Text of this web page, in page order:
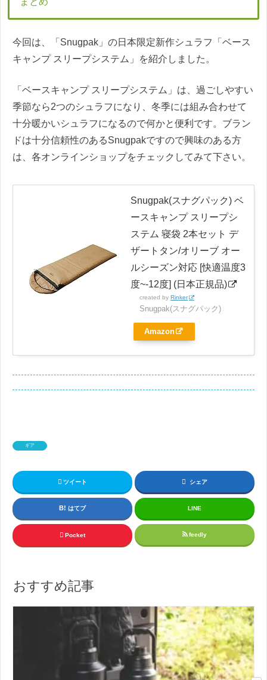
今回は、「Snugpak」の日本限定新作シュラフ「ベース
キャンプ スリープシステム」を紹介しました。
「ベースキャンプ スリープシステム」は、過ごしやすい
季節なら2つのシュラフになり、冬季には組み合わせて
十分暖かいシュラフになるので何かと便利です。ブラン
ドは十分信頼性のあるSnugpakですので興味のある方
は、各オンラインショップをチェックしてみて下さい。
Snugpak(スナグパック) ベ
ースキャンプ スリープシ
ステム 寝袋 2本セット デ
ザートタン/オリーブ オー
ルシーズン対応 [快適温度3
度~-12度] (日本正規品)
created by Rinker
Snugpak(スナグパック)
Amazon
ギア
ツイート シェア
はてブ LINE
Pocket feedly
おすすめ記事